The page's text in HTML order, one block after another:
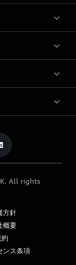
All rights
方針
概要
ンス条項